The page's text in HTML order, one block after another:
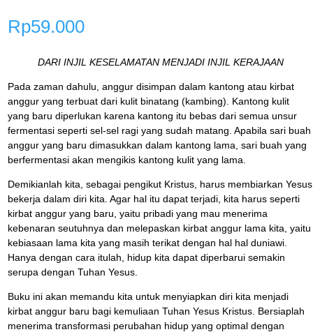
Rp59.000
DARI INJIL KESELAMATAN MENJADI INJIL KERAJAAN
Pada zaman dahulu, anggur disimpan dalam kantong atau kirbat
anggur yang terbuat dari kulit binatang (kambing). Kantong kulit
yang baru diperlukan karena kantong itu bebas dari semua unsur
fermentasi seperti sel-sel ragi yang sudah matang. Apabila sari buah
anggur yang baru dimasukkan dalam kantong lama, sari buah yang
berfermentasi akan mengikis kantong kulit yang lama.
Demikianlah kita, sebagai pengikut Kristus, harus membiarkan Yesus
bekerja dalam diri kita. Agar hal itu dapat terjadi, kita harus seperti
kirbat anggur yang baru, yaitu pribadi yang mau menerima
kebenaran seutuhnya dan melepaskan kirbat anggur lama kita, yaitu
kebiasaan lama kita yang masih terikat dengan hal hal duniawi.
Hanya dengan cara itulah, hidup kita dapat diperbarui semakin
serupa dengan Tuhan Yesus.
Buku ini akan memandu kita untuk menyiapkan diri kita menjadi
kirbat anggur baru bagi kemuliaan Tuhan Yesus Kristus. Bersiaplah
menerima transformasi perubahan hidup yang optimal dengan